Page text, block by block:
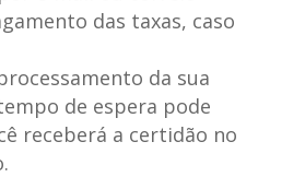
das taxas, caso
da sua
de espera pode
receberá a certidão no